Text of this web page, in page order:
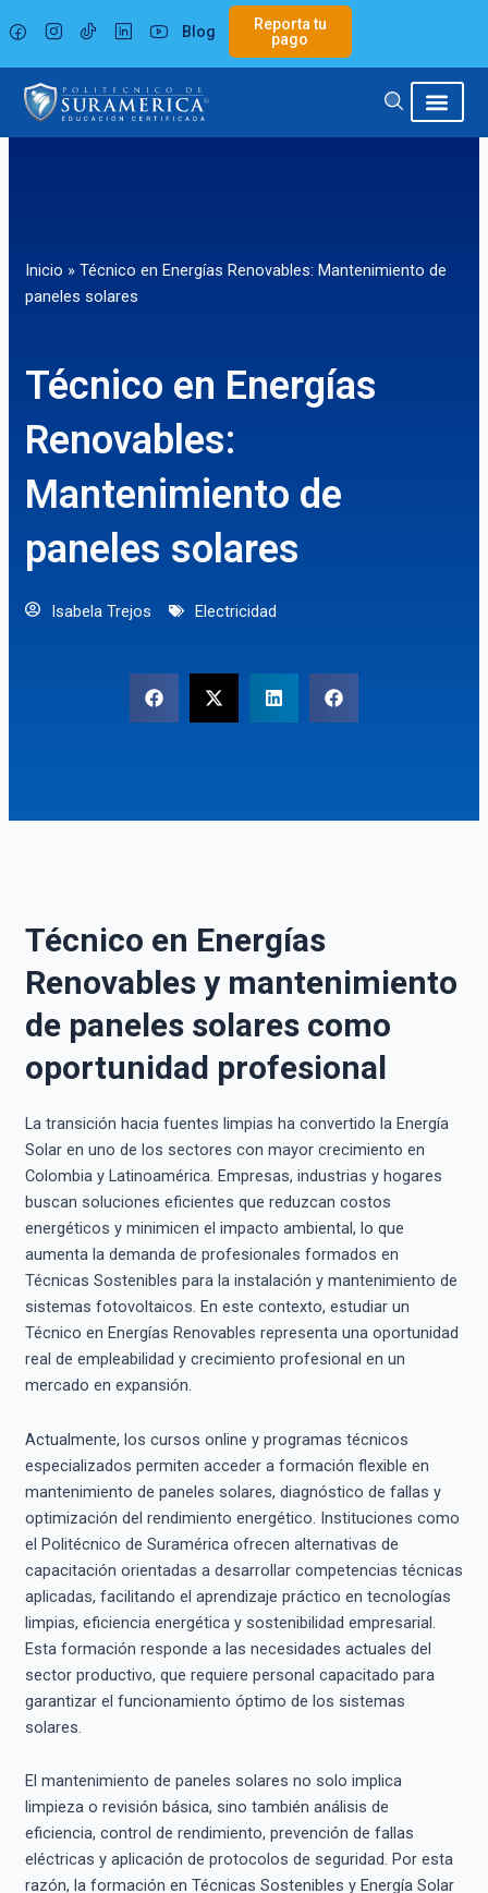
al
contenido
Blog
Reporta tu
pago
Inicio » Técnico en Energías Renovables: Mantenimiento de
paneles solares
Técnico en Energías
Renovables:
Mantenimiento de
paneles solares
Isabela Trejos Electricidad
Técnico en Energías
Renovables y mantenimiento
de paneles solares como
oportunidad profesional
La transición hacia fuentes limpias ha convertido la Energía
Solar en uno de los sectores con mayor crecimiento en
Colombia y Latinoamérica. Empresas, industrias y hogares
buscan soluciones eficientes que reduzcan costos
energéticos y minimicen el impacto ambiental, lo que
aumenta la demanda de profesionales formados en
Técnicas Sostenibles para la instalación y mantenimiento de
sistemas fotovoltaicos. En este contexto, estudiar un
Técnico en Energías Renovables representa una oportunidad
real de empleabilidad y crecimiento profesional en un
mercado en expansión.
Actualmente, los cursos online y programas técnicos
especializados permiten acceder a formación flexible en
mantenimiento de paneles solares, diagnóstico de fallas y
optimización del rendimiento energético. Instituciones como
el Politécnico de Suramérica ofrecen alternativas de
capacitación orientadas a desarrollar competencias técnicas
aplicadas, facilitando el aprendizaje práctico en tecnologías
limpias, eficiencia energética y sostenibilidad empresarial.
Esta formación responde a las necesidades actuales del
sector productivo, que requiere personal capacitado para
garantizar el funcionamiento óptimo de los sistemas
solares.
El mantenimiento de paneles solares no solo implica
limpieza o revisión básica, sino también análisis de
eficiencia, control de rendimiento, prevención de fallas
eléctricas y aplicación de protocolos de seguridad. Por esta
razón, la formación en Técnicas Sostenibles y Energía Solar